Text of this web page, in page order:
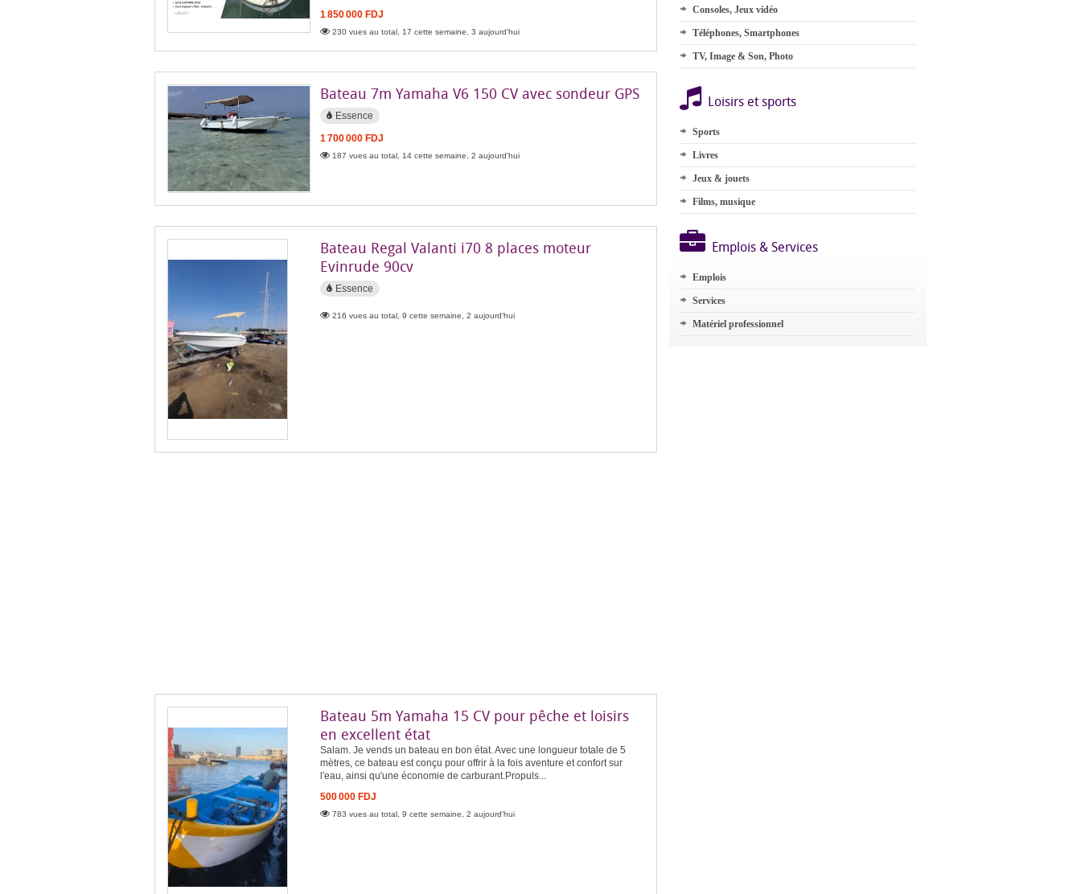
1 850 000 FDJ
230 vues au total, 17 cette semaine, 3 aujourd'hui
Bateau 7m Yamaha V6 150 CV avec sondeur GPS
Essence
1 700 000 FDJ
187 vues au total, 14 cette semaine, 2 aujourd'hui
Bateau Regal Valanti i70 8 places moteur
Evinrude 90cv
Essence
216 vues au total, 9 cette semaine, 2 aujourd'hui
Bateau 5m Yamaha 15 CV pour pêche et loisirs
en excellent état
Salam. Je vends un bateau en bon état. Avec une longueur totale de 5
mètres, ce bateau est conçu pour offrir à la fois aventure et confort sur
l'eau, ainsi qu'une économie de carburant.Propuls...
500 000 FDJ
783 vues au total, 9 cette semaine, 2 aujourd'hui
Consoles, Jeux vidéo
Téléphones, Smartphones
TV, Image & Son, Photo
Loisirs et sports
Sports
Livres
Jeux & jouets
Films, musique
Emplois & Services
Emplois
Services
Matériel professionnel